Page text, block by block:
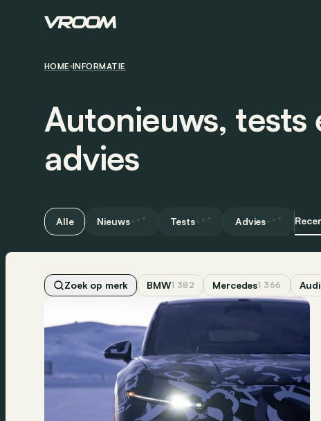
HOME INFORMATIE
Autonieuws, tests
advies
Alle Nieuws Tests Advies
Zoek op merk BMW1 382 Mercedes1 366 Audi